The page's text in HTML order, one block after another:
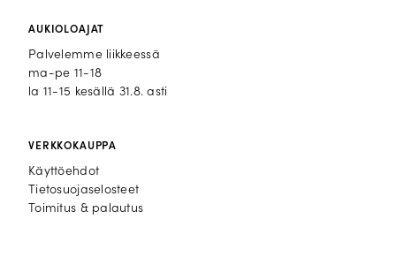
AUKIOLOAJAT
Palvelemme liikkeessä
ma-pe 11-18
la 11-15 kesällä 31.8. asti
VERKKOKAUPPA
Käyttöehdot
Tietosuojaselosteet
Toimitus & palautus